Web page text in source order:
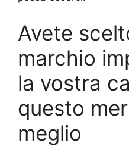
Avete
marchio
la vostra
questo
meglio